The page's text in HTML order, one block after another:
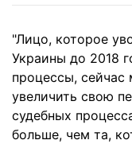
"Лицо, которое
Украины до 2018
процессы,
увеличить свою
судебных
больше, чем та,